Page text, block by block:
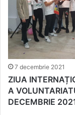
7 decembrie 2021
ZIUA
A
DECEMBRIE